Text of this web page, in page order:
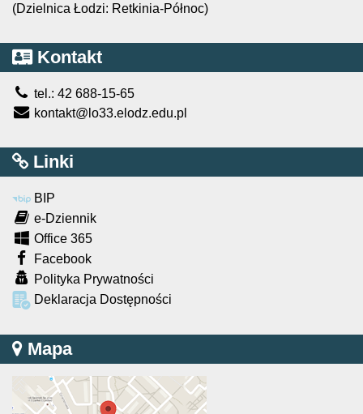
(Dzielnica Łodzi: Retkinia-Północ)
Kontakt
tel.: 42 688-15-65
kontakt@lo33.elodz.edu.pl
Linki
BIP
e-Dziennik
Office 365
Facebook
Polityka Prywatności
Deklaracja Dostępności
Mapa